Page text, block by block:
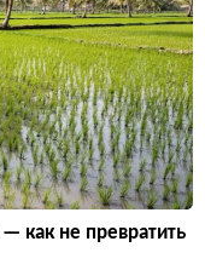
как не превратить